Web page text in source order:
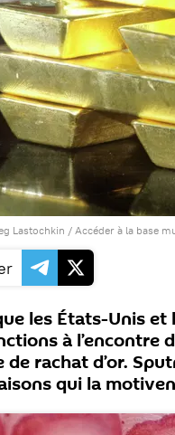
Lastochkin / Accéder à la base
les États-Unis
à l’encontre
rachat d’or.
qui la